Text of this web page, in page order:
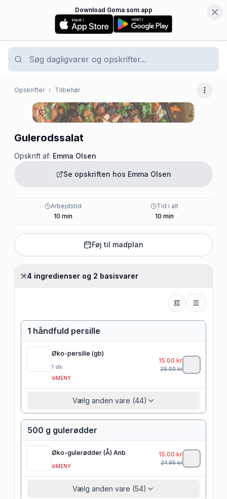
Download Goma som app
Opskrifter Tilbehør Flere
Gulerodssalat
Opskrift af: Emma Olsen
Se opskriften hos Emma Olsen
Arbejdstid
10 min
Tid i alt
10 min
Føj til madplan
4 ingredienser og 2 basisvarer
1 håndfuld persille
Øko-persille (gb)
1 stk
MENY
15.00 kr
25.00kr
Vælg anden vare (44)
500 g gulerødder
Øko-gulerødder (Å) Anb
MENY
15.00 kr
24.95kr
Vælg anden vare (54)